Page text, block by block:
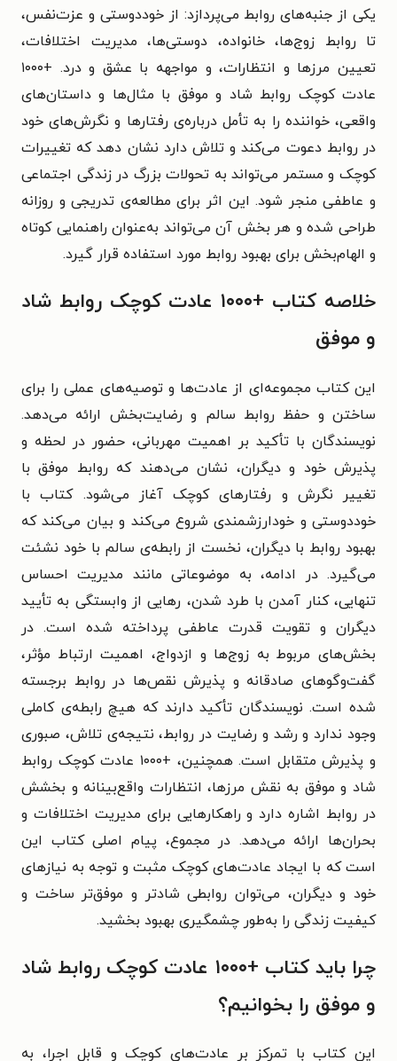
یکی از جنبه‌های روابط می‌پردازد: از خوددوستی و عزت‌نفس،
تا روابط زوج‌ها، خانواده، دوستی‌ها، مدیریت اختلافات،
تعیین مرزها و انتظارات، و مواجهه با عشق و درد. +۱۰۰۰
عادت کوچک روابط شاد و موفق با مثال‌ها و داستان‌های
واقعی، خواننده را به تأمل درباره‌ی رفتارها و نگرش‌های خود
در روابط دعوت می‌کند و تلاش دارد نشان دهد که تغییرات
کوچک و مستمر می‌تواند به تحولات بزرگ در زندگی اجتماعی
و عاطفی منجر شود. این اثر برای مطالعه‌ی تدریجی و روزانه
طراحی شده و هر بخش آن می‌تواند به‌عنوان راهنمایی کوتاه
و الهام‌بخش برای بهبود روابط مورد استفاده قرار گیرد.
خلاصه کتاب +۱۰۰۰ عادت کوچک روابط شاد
و موفق
این کتاب مجموعه‌ای از عادت‌ها و توصیه‌های عملی را برای
ساختن و حفظ روابط سالم و رضایت‌بخش ارائه می‌دهد.
نویسندگان با تأکید بر اهمیت مهربانی، حضور در لحظه و
پذیرش خود و دیگران، نشان می‌دهند که روابط موفق با
تغییر نگرش و رفتارهای کوچک آغاز می‌شود. کتاب با
خوددوستی و خودارزشمندی شروع می‌کند و بیان می‌کند که
بهبود روابط با دیگران، نخست از رابطه‌ی سالم با خود نشئت
می‌گیرد. در ادامه، به موضوعاتی مانند مدیریت احساس
تنهایی، کنار آمدن با طرد شدن، رهایی از وابستگی به تأیید
دیگران و تقویت قدرت عاطفی پرداخته شده است. در
بخش‌های مربوط به زوج‌ها و ازدواج، اهمیت ارتباط مؤثر،
گفت‌وگوهای صادقانه و پذیرش نقص‌ها در روابط برجسته
شده است. نویسندگان تأکید دارند که هیچ رابطه‌ی کاملی
وجود ندارد و رشد و رضایت در روابط، نتیجه‌ی تلاش، صبوری
و پذیرش متقابل است. همچنین، +۱۰۰۰ عادت کوچک روابط
شاد و موفق به نقش مرزها، انتظارات واقع‌بینانه و بخشش
در روابط اشاره دارد و راهکارهایی برای مدیریت اختلافات و
بحران‌ها ارائه می‌دهد. در مجموع، پیام اصلی کتاب این
است که با ایجاد عادت‌های کوچک مثبت و توجه به نیازهای
خود و دیگران، می‌توان روابطی شادتر و موفق‌تر ساخت و
کیفیت زندگی را به‌طور چشمگیری بهبود بخشید.
چرا باید کتاب +۱۰۰۰ عادت کوچک روابط شاد
و موفق را بخوانیم؟
این کتاب با تمرکز بر عادت‌های کوچک و قابل اجرا، به